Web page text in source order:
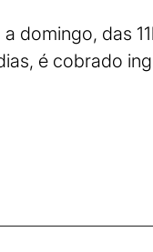
domingo, das
é cobrado